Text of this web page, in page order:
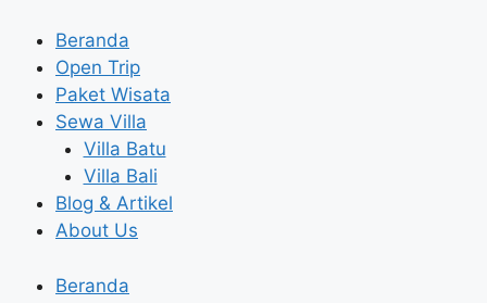
content
Beranda
Open Trip
Paket Wisata
Sewa Villa
Villa Batu
Villa Bali
Blog & Artikel
About Us
Beranda